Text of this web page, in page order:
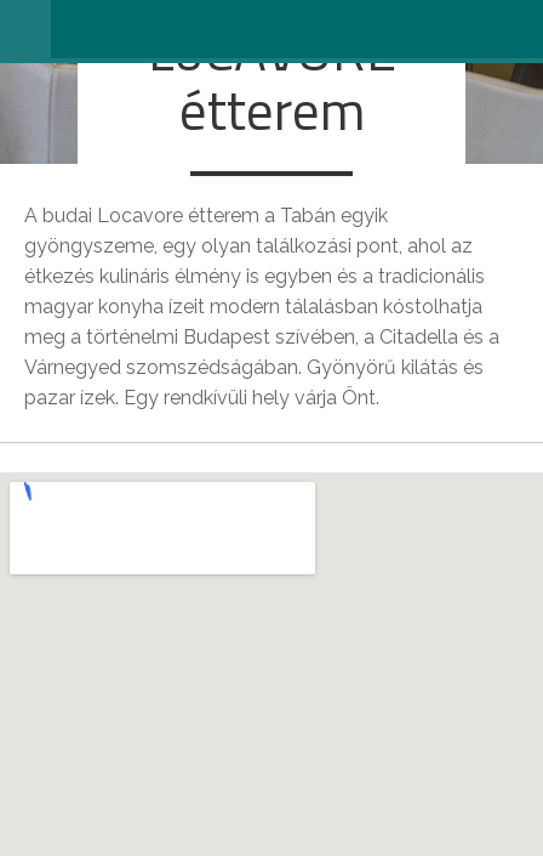
LoCAVORE
étterem
A budai Locavore étterem a Tabán egyik
gyöngyszeme, egy olyan találkozási pont, ahol az
étkezés kulináris élmény is egyben és a tradicionális
magyar konyha ízeit modern tálalásban kóstolhatja
meg a történelmi Budapest szívében, a Citadella és a
Várnegyed szomszédságában. Gyönyörű kilátás és
pazar ízek. Egy rendkívüli hely várja Önt.